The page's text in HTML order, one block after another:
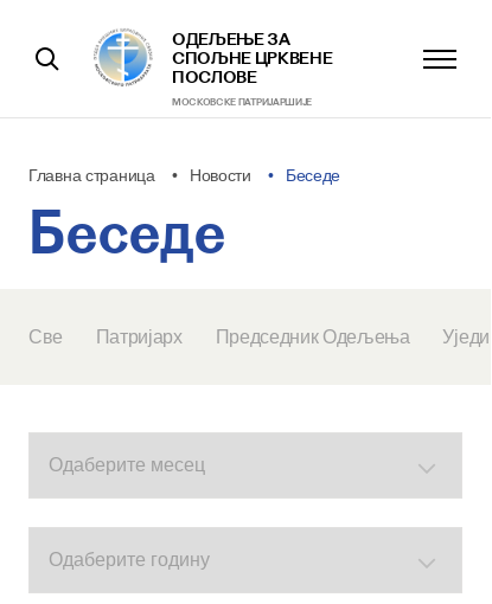
ОДЕЉЕЊЕ ЗА
СПОЉНЕ ЦРКВЕНЕ
ПОСЛОВЕ
МОСКОВСКЕ ПАТРИJАРШИЈЕ
Главна страница Новости Беседе
Беседе
Све Патријарх Председник Одељења